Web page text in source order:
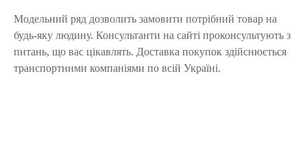
Модельний ряд дозволить замовити потрібний товар на
будь-яку людину. Консультанти на сайті проконсультують з
питань, що вас цікавлять. Доставка покупок здійснюється
транспортними компаніями по всій Україні.